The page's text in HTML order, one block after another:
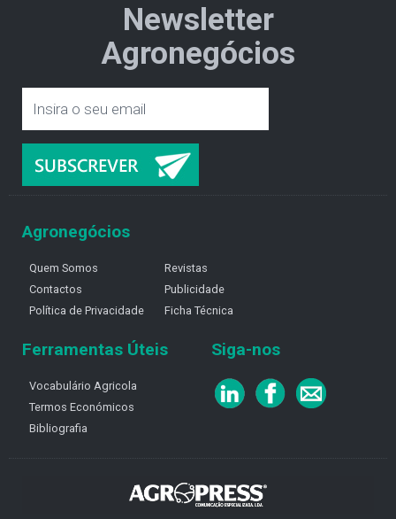
Newsletter
Agronegócios
Agronegócios
Quem Somos
Contactos
Política de Privacidade
Revistas
Publicidade
Ficha Técnica
Ferramentas Úteis
Vocabulário Agricola
Termos Económicos
Bibliografia
Siga-nos